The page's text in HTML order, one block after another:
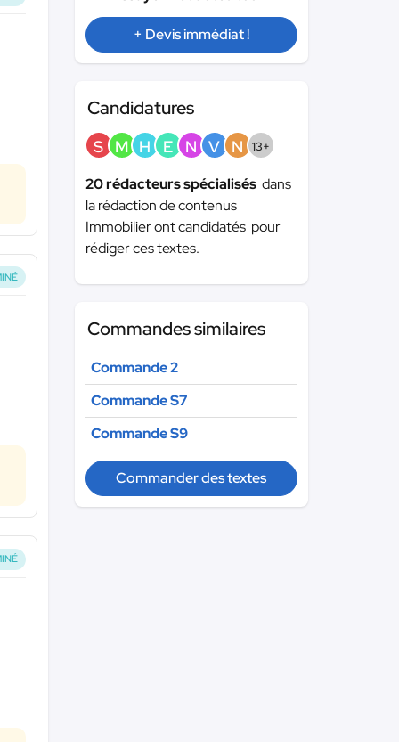
+ Devis immédiat !
Candidatures
S M H E N V N 13+
20 rédacteurs spécialisés dans
la rédaction de contenus
Immobilier ont candidatés pour
rédiger ces textes.
Commandes similaires
Commande 2
Commande S7
Commande S9
Commander des textes